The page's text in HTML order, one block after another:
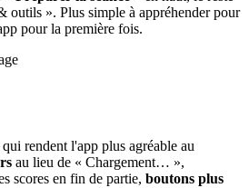
outils ». Plus simple à appréhender pour
pour la première fois.
rendent l'app plus agréable au
au lieu de « Chargement… »,
scores en fin de partie, boutons plus